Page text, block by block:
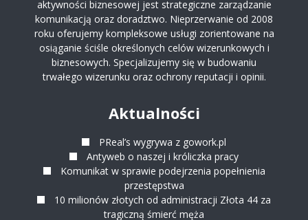
NARZĘDZIA KOMUNIKACJI
EFEKTYWNE WYKORZYSTANIE NARZĘDZI
KOMUNIKACJI
PROJEKTOWANIE
POZYCJONOWANIE
aktywności biznesowej jest strategiczne zarządzanie
komunikacją oraz doradztwo. Nieprzerwanie od 2008
roku oferujemy kompleksowe usługi zorientowane na
osiąganie ściśle określonych celów wizerunkowych i
biznesowych. Specjalizujemy się w budowaniu
trwałego wizerunku oraz ochrony reputacji i opinii.
Aktualności
PReal’s wygrywa z gowork.pl
Antyweb o naszej i króliczka pracy
Komunikat w sprawie podejrzenia popełnienia
przestępstwa
10 milionów złotych od administracji Złota 44 za
tragiczną śmierć męża